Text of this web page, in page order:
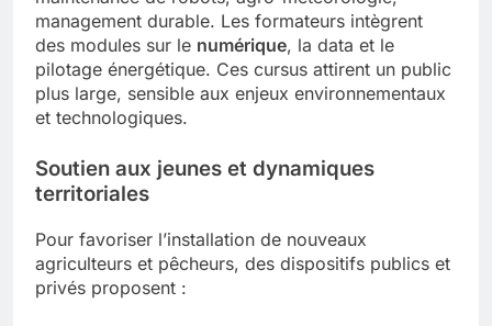
management durable. Les formateurs intègrent
des modules sur le numérique, la data et le
pilotage énergétique. Ces cursus attirent un public
plus large, sensible aux enjeux environnementaux
et technologiques.
Soutien aux jeunes et dynamiques
territoriales
Pour favoriser l’installation de nouveaux
agriculteurs et pêcheurs, des dispositifs publics et
privés proposent :